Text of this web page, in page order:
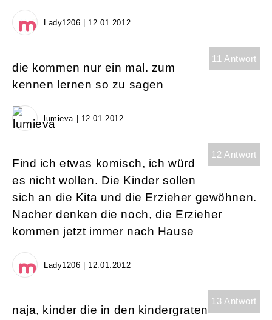
Lady1206 | 12.01.2012
11 Antwort
die kommen nur ein mal. zum
kennen lernen so zu sagen
lumieva | 12.01.2012
12 Antwort
Find ich etwas komisch, ich würd
es nicht wollen. Die Kinder sollen
sich an die Kita und die Erzieher gewöhnen.
Nacher denken die noch, die Erzieher
kommen jetzt immer nach Hause
Lady1206 | 12.01.2012
13 Antwort
naja, kinder die in den kindergraten